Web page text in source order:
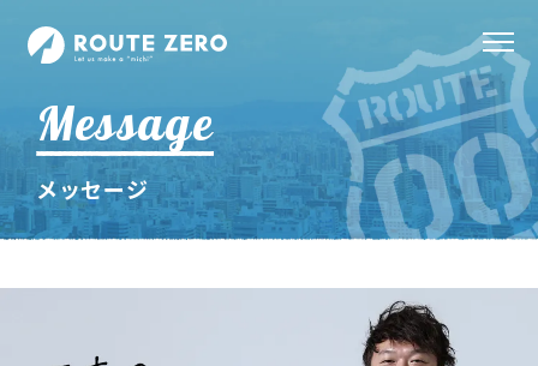
Message
メッセージ